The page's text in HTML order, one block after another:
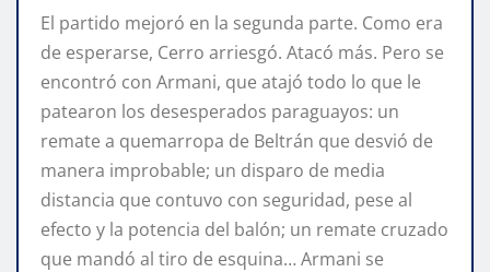
El partido mejoró en la segunda parte. Como era
de esperarse, Cerro arriesgó. Atacó más. Pero se
encontró con Armani, que atajó todo lo que le
patearon los desesperados paraguayos: un
remate a quemarropa de Beltrán que desvió de
manera improbable; un disparo de media
distancia que contuvo con seguridad, pese al
efecto y la potencia del balón; un remate cruzado
que mandó al tiro de esquina… Armani se